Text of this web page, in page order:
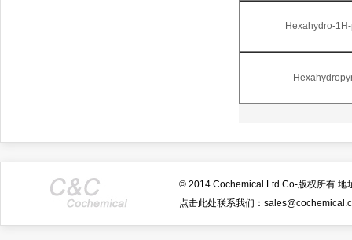
Hexahydro-
© 2014 Cochemical Ltd.Co-版权所有 地
点击此处联系我们：